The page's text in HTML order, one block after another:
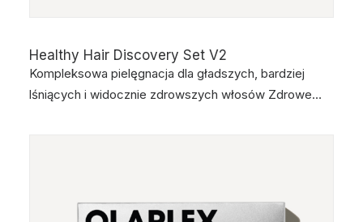
Healthy Hair Discovery Set V2
Kompleksowa pielęgnacja dla gładszych, bardziej
lśniących i widocznie zdrowszych włosów Zdrowe…